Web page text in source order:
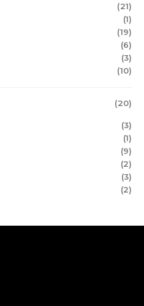
(21)
(1)
(19)
(6)
(3)
(10)
(20)
(3)
(1)
(9)
(2)
(3)
(2)